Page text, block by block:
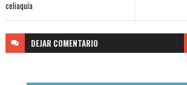
celiaquía
DEJAR COMENTARIO